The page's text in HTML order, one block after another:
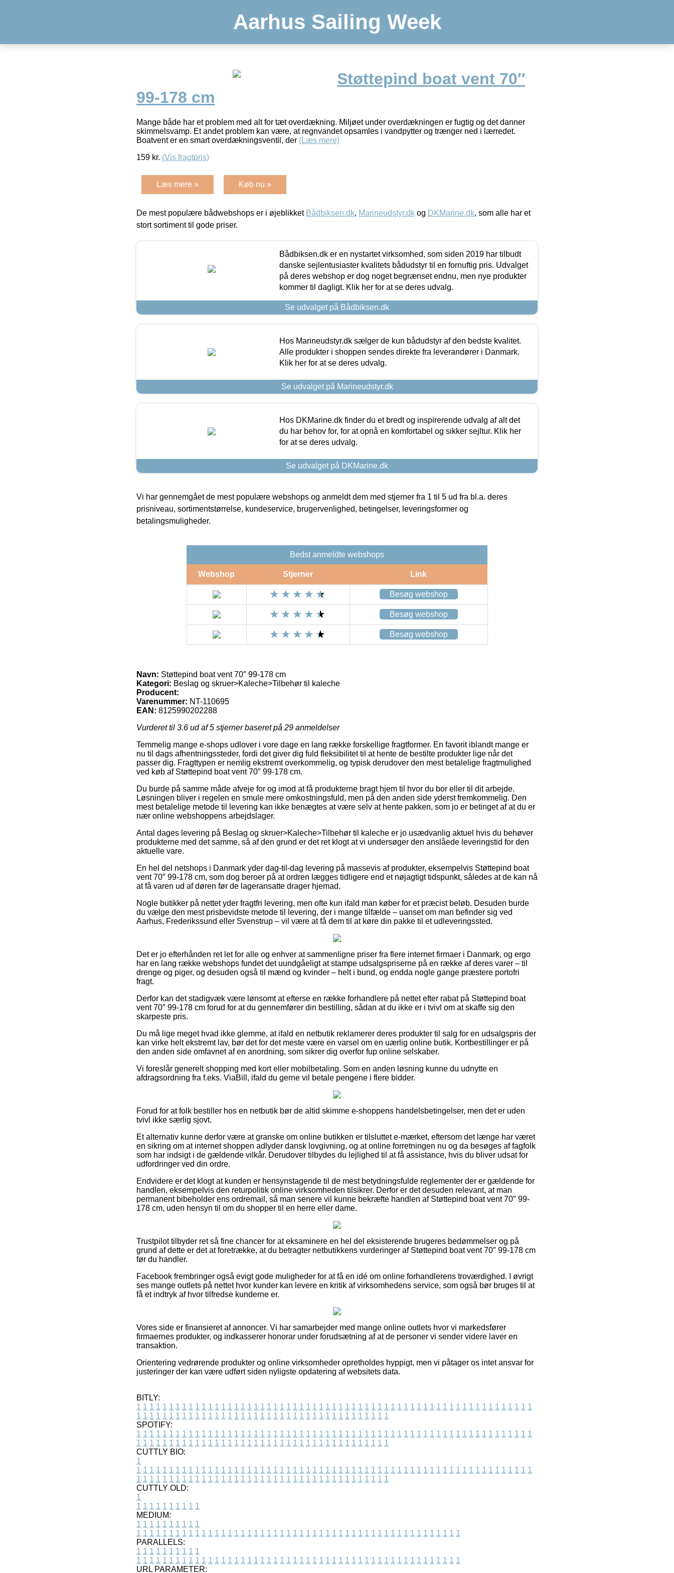
Aarhus Sailing Week
Støttepind boat vent 70″
99-178 cm
Mange både har et problem med alt for tæt overdækning. Miljøet under overdækningen er fugtig og det danner
skimmelsvamp. Et andet problem kan være, at regnvandet opsamles i vandpytter og trænger ned i lærredet.
Boatvent er en smart overdækningsventil, der (Læs mere)
159 kr. (Vis fragtpris)
Læs mere » Køb nu »
De mest populære bådwebshops er i øjeblikket Bådbiksen.dk, Marineudstyr.dk og DKMarine.dk, som alle har et
stort sortiment til gode priser.
Bådbiksen.dk er en nystartet virksomhed, som siden 2019 har tilbudt
danske sejlentusiaster kvalitets bådudstyr til en fornuftig pris. Udvalget
på deres webshop er dog noget begrænset endnu, men nye produkter
kommer til dagligt. Klik her for at se deres udvalg.
Se udvalget på Bådbiksen.dk
Hos Marineudstyr.dk sælger de kun bådudstyr af den bedste kvalitet.
Alle produkter i shoppen sendes direkte fra leverandører i Danmark.
Klik her for at se deres udvalg.
Se udvalget på Marineudstyr.dk
Hos DKMarine.dk finder du et bredt og inspirerende udvalg af alt det
du har behov for, for at opnå en komfortabel og sikker sejltur. Klik her
for at se deres udvalg.
Se udvalget på DKMarine.dk
Vi har gennemgået de mest populære webshops og anmeldt dem med stjerner fra 1 til 5 ud fra bl.a. deres
prisniveau, sortimentstørrelse, kundeservice, brugervenlighed, betingelser, leveringsformer og
betalingsmuligheder.
Bedst anmeldte webshops
Webshop Stjerner Link
Besøg webshop
Besøg webshop
Besøg webshop
Navn: Støttepind boat vent 70″ 99-178 cm
Kategori: Beslag og skruer>Kaleche>Tilbehør til kaleche
Producent:
Varenummer: NT-110695
EAN: 8125990202288
Vurderet til 3.6 ud af 5 stjerner baseret på 29 anmeldelser
Temmelig mange e-shops udlover i vore dage en lang række forskellige fragtformer. En favorit iblandt mange er
nu til dags afhentningssteder, fordi det giver dig fuld fleksibilitet til at hente de bestilte produkter lige når det
passer dig. Fragttypen er nemlig ekstremt overkommelig, og typisk derudover den mest betalelige fragtmulighed
ved køb af Støttepind boat vent 70″ 99-178 cm.
Du burde på samme måde afveje for og imod at få produkterne bragt hjem til hvor du bor eller til dit arbejde.
Løsningen bliver i regelen en smule mere omkostningsfuld, men på den anden side yderst fremkommelig. Den
mest betalelige metode til levering kan ikke benægtes at være selv at hente pakken, som jo er betinget af at du er
nær online webshoppens arbejdslager.
Antal dages levering på Beslag og skruer>Kaleche>Tilbehør til kaleche er jo usædvanlig aktuel hvis du behøver
produkterne med det samme, så af den grund er det ret klogt at vi undersøger den anslåede leveringstid for den
aktuelle vare.
En hel del netshops i Danmark yder dag-til-dag levering på massevis af produkter, eksempelvis Støttepind boat
vent 70″ 99-178 cm, som dog beroer på at ordren lægges tidligere end et nøjagtigt tidspunkt, således at de kan nå
at få varen ud af døren før de lageransatte drager hjemad.
Nogle butikker på nettet yder fragtfri levering, men ofte kun ifald man køber for et præcist beløb. Desuden burde
du vælge den mest prisbevidste metode til levering, der i mange tilfælde – uanset om man befinder sig ved
Aarhus, Frederikssund eller Svenstrup – vil være at få dem til at køre din pakke til et udleveringssted.
Det er jo efterhånden ret let for alle og enhver at sammenligne priser fra flere internet firmaer i Danmark, og ergo
har en lang række webshops fundet det uundgåeligt at stampe udsalgspriserne på en række af deres varer – til
drenge og piger, og desuden også til mænd og kvinder – helt i bund, og endda nogle gange præstere portofri
fragt.
Derfor kan det stadigvæk være lønsomt at efterse en række forhandlere på nettet efter rabat på Støttepind boat
vent 70″ 99-178 cm forud for at du gennemfører din bestilling, sådan at du ikke er i tvivl om at skaffe sig den
skarpeste pris.
Du må lige meget hvad ikke glemme, at ifald en netbutik reklamerer deres produkter til salg for en udsalgspris der
kan virke helt ekstremt lav, bør det for det meste være en varsel om en uærlig online butik. Kortbestillinger er på
den anden side omfavnet af en anordning, som sikrer dig overfor fup online selskaber.
Vi foreslår generelt shopping med kort eller mobilbetaling. Som en anden løsning kunne du udnytte en
afdragsordning fra f.eks. ViaBill, ifald du gerne vil betale pengene i flere bidder.
Forud for at folk bestiller hos en netbutik bør de altid skimme e-shoppens handelsbetingelser, men det er uden
tvivl ikke særlig sjovt.
Et alternativ kunne derfor være at granske om online butikken er tilsluttet e-mærket, eftersom det længe har været
en sikring om at internet shoppen adlyder dansk lovgivning, og at online forretningen nu og da besøges af fagfolk
som har indsigt i de gældende vilkår. Derudover tilbydes du lejlighed til at få assistance, hvis du bliver udsat for
udfordringer ved din ordre.
Endvidere er det klogt at kunden er hensynstagende til de mest betydningsfulde reglementer der er gældende for
handlen, eksempelvis den returpolitik online virksomheden tilsikrer. Derfor er det desuden relevant, at man
permanent bibeholder ens ordremail, så man senere vil kunne bekræfte handlen af Støttepind boat vent 70″ 99-
178 cm, uden hensyn til om du shopper til en herre eller dame.
Trustpilot tilbyder ret så fine chancer for at eksaminere en hel del eksisterende brugeres bedømmelser og på
grund af dette er det at foretrække, at du betragter netbutikkens vurderinger af Støttepind boat vent 70″ 99-178 cm
før du handler.
Facebook frembringer også evigt gode muligheder for at få en idé om online forhandlerens troværdighed. I øvrigt
ses mange outlets på nettet hvor kunder kan levere en kritik af virksomhedens service, som også bør bruges til at
få et indtryk af hvor tilfredse kunderne er.
Vores side er finansieret af annoncer. Vi har samarbejder med mange online outlets hvor vi markedsfører
firmaernes produkter, og indkasserer honorar under forudsætning af at de personer vi sender videre laver en
transaktion.
Orientering vedrørende produkter og online virksomheder opretholdes hyppigt, men vi påtager os intet ansvar for
justeringer der kan være udført siden nyligste opdatering af websitets data.
BITLY:
1 1 1 1 1 1 1 1 1 1 1 1 1 1 1 1 1 1 1 1 1 1 1 1 1 1 1 1 1 1 1 1 1 1 1 1 1 1 1 1 1 1 1 1 1 1 1 1 1 1 1 1 1 1 1 1 1 1 1 1 1
1 1 1 1 1 1 1 1 1 1 1 1 1 1 1 1 1 1 1 1 1 1 1 1 1 1 1 1 1 1 1 1 1 1 1 1 1 1 1
SPOTIFY:
1 1 1 1 1 1 1 1 1 1 1 1 1 1 1 1 1 1 1 1 1 1 1 1 1 1 1 1 1 1 1 1 1 1 1 1 1 1 1 1 1 1 1 1 1 1 1 1 1 1 1 1 1 1 1 1 1 1 1 1 1
1 1 1 1 1 1 1 1 1 1 1 1 1 1 1 1 1 1 1 1 1 1 1 1 1 1 1 1 1 1 1 1 1 1 1 1 1 1 1
CUTTLY BIO:
1
1 1 1 1 1 1 1 1 1 1 1 1 1 1 1 1 1 1 1 1 1 1 1 1 1 1 1 1 1 1 1 1 1 1 1 1 1 1 1 1 1 1 1 1 1 1 1 1 1 1 1 1 1 1 1 1 1 1 1 1 1
1 1 1 1 1 1 1 1 1 1 1 1 1 1 1 1 1 1 1 1 1 1 1 1 1 1 1 1 1 1 1 1 1 1 1 1 1 1 1
CUTTLY OLD:
1
1 1 1 1 1 1 1 1 1 1
MEDIUM:
1 1 1 1 1 1 1 1 1 1
1 1 1 1 1 1 1 1 1 1 1 1 1 1 1 1 1 1 1 1 1 1 1 1 1 1 1 1 1 1 1 1 1 1 1 1 1 1 1 1 1 1 1 1 1 1 1 1 1 1
PARALLELS:
1 1 1 1 1 1 1 1 1 1
1 1 1 1 1 1 1 1 1 1 1 1 1 1 1 1 1 1 1 1 1 1 1 1 1 1 1 1 1 1 1 1 1 1 1 1 1 1 1 1 1 1 1 1 1 1 1 1 1 1
URL PARAMETER: